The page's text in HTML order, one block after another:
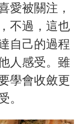
愛被關注，
不過，這也
自己的過程
人感受。雖
學會收斂更
。